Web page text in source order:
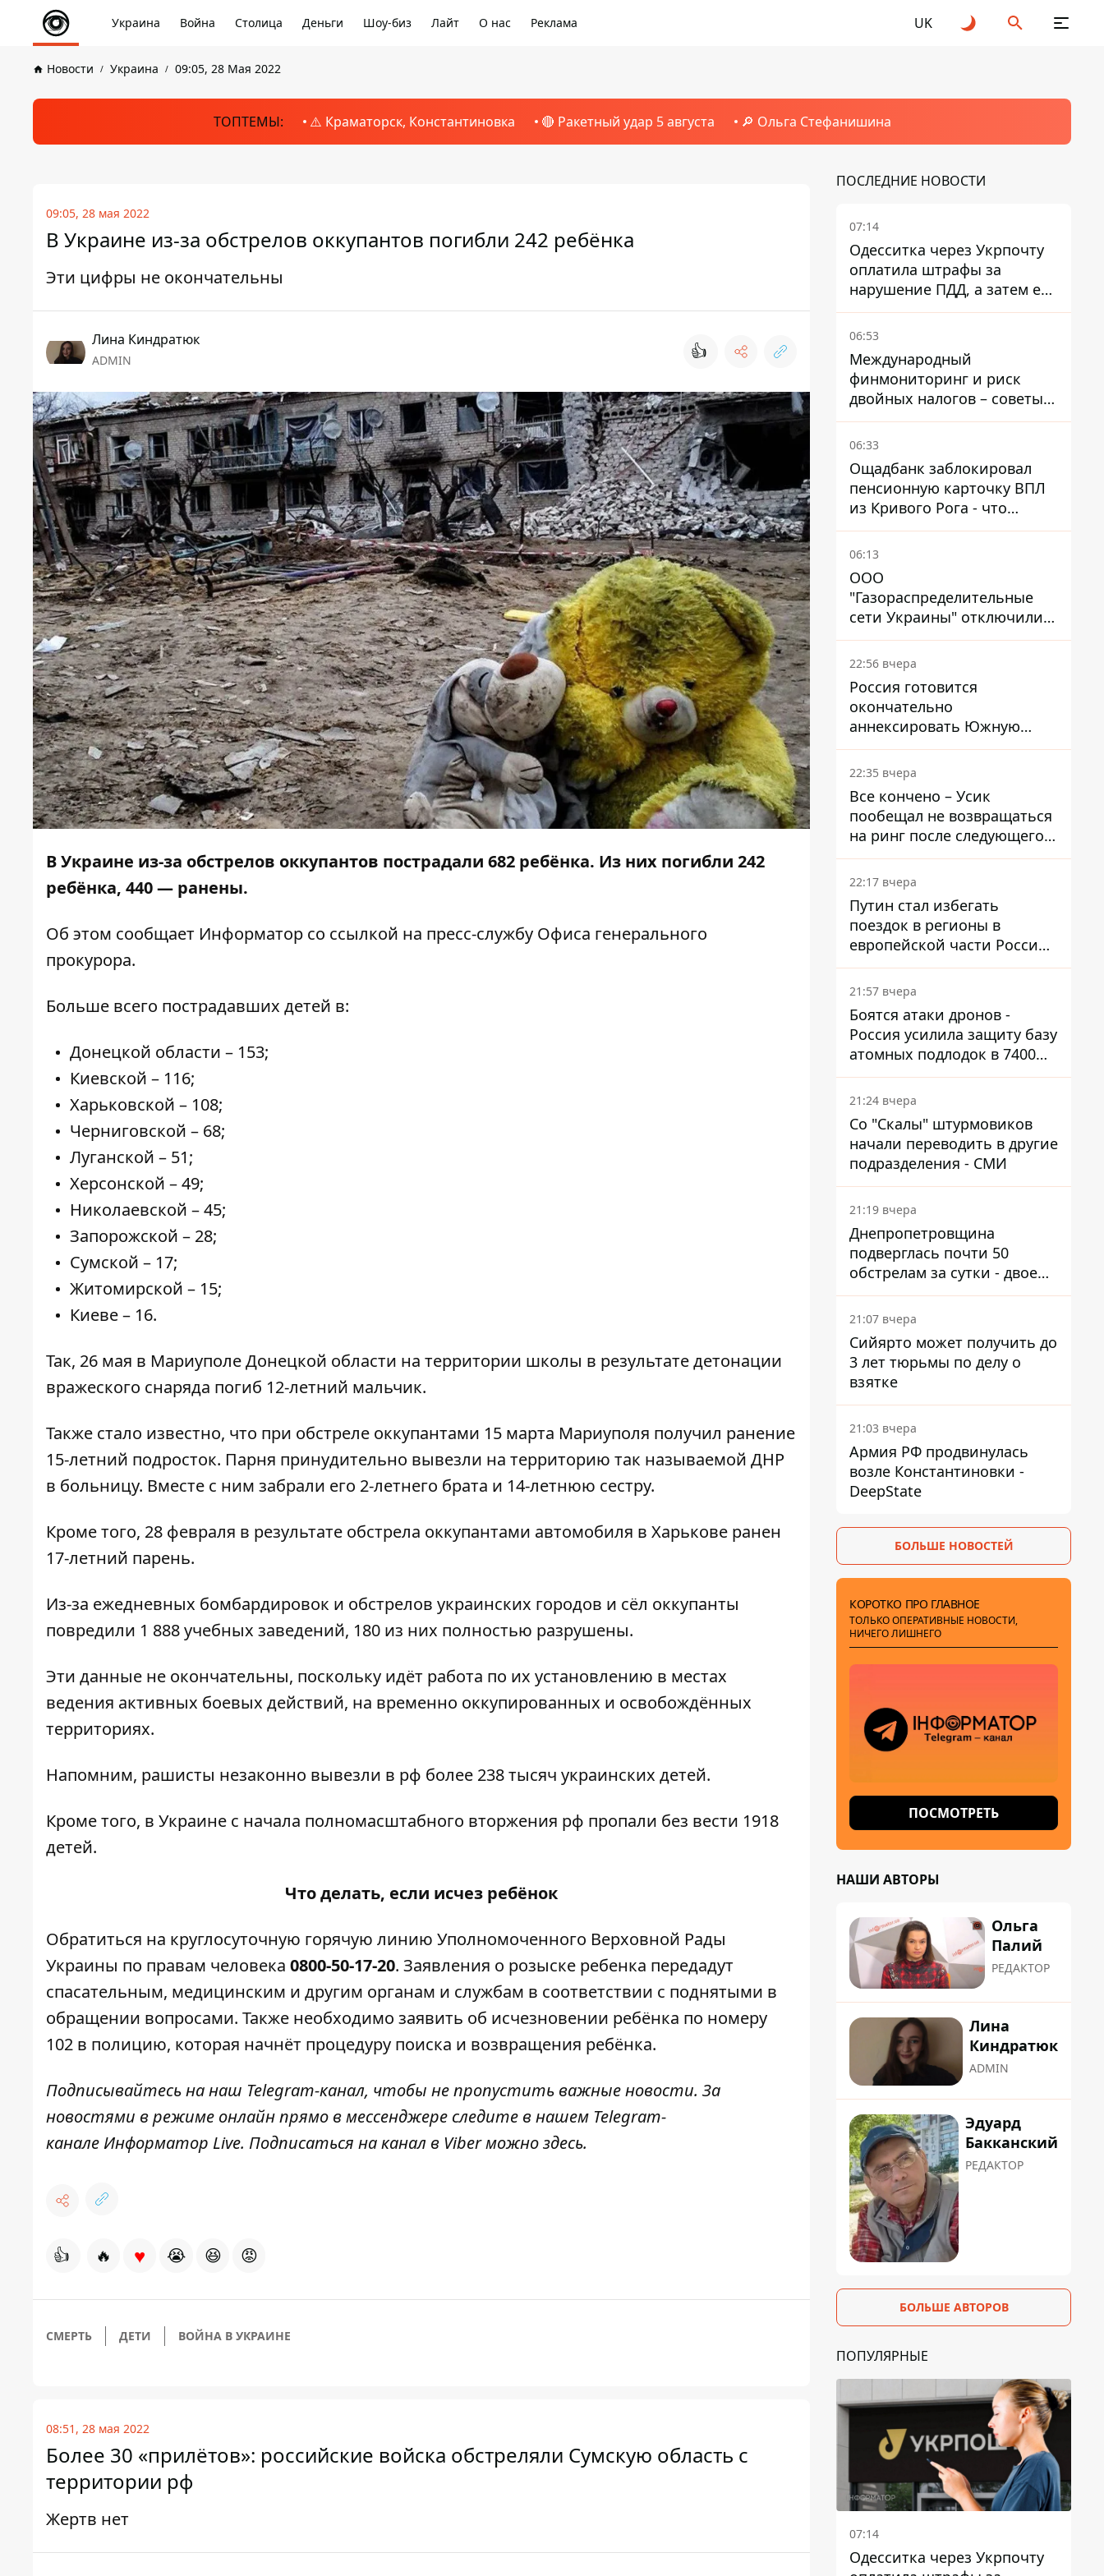
Украина Война Столица Деньги Шоу-биз Лайт О нас Реклама UK
Новости Украина 09:05, 28 Мая 2022
ТОПТЕМЫ: ⚠️ Краматорск, Константиновка 🔴 Ракетный удар 5 августа 🔎 Ольга Стефанишина
09:05, 28 мая 2022
В Украине из-за обстрелов оккупантов погибли 242 ребёнка
Эти цифры не окончательны
Лина Киндратюк
ADMIN 👍
В Украине из-за обстрелов оккупантов пострадали 682 ребёнка. Из них погибли 242
ребёнка, 440 — ранены.
Об этом сообщает Информатор со ссылкой на пресс-службу Офиса генерального
прокурора.
Больше всего пострадавших детей в:
Донецкой области – 153;
Киевской – 116;
Харьковской – 108;
Черниговской – 68;
Луганской – 51;
Херсонской – 49;
Николаевской – 45;
Запорожской – 28;
Сумской – 17;
Житомирской – 15;
Киеве – 16.
Так, 26 мая в Мариуполе Донецкой области на территории школы в результате детонации
вражеского снаряда погиб 12-летний мальчик.
Также стало известно, что при обстреле оккупантами 15 марта Мариуполя получил ранение
15-летний подросток. Парня принудительно вывезли на территорию так называемой ДНР
в больницу. Вместе с ним забрали его 2-летнего брата и 14-летнюю сестру.
Кроме того, 28 февраля в результате обстрела оккупантами автомобиля в Харькове ранен
17-летний парень.
Из-за ежедневных бомбардировок и обстрелов украинских городов и сёл оккупанты
повредили 1 888 учебных заведений, 180 из них полностью разрушены.
Эти данные не окончательны, поскольку идёт работа по их установлению в местах
ведения активных боевых действий, на временно оккупированных и освобождённых
территориях.
Напомним, рашисты незаконно вывезли в рф более 238 тысяч украинских детей.
Кроме того, в Украине с начала полномасштабного вторжения рф пропали без вести 1918
детей.
Что делать, если исчез ребёнок
Обратиться на круглосуточную горячую линию Уполномоченного Верховной Рады
Украины по правам человека 0800-50-17-20. Заявления о розыске ребенка передадут
спасательным, медицинским и другим органам и службам в соответствии с поднятыми в
обращении вопросами. Также необходимо заявить об исчезновении ребёнка по номеру
102 в полицию, которая начнёт процедуру поиска и возвращения ребёнка.
Подписывайтесь на наш Telegram-канал, чтобы не пропустить важные новости. За
новостями в режиме онлайн прямо в мессенджере следите в нашем Telegram-
канале Информатор Live. Подписаться на канал в Viber можноздесь.
👍 🔥 ♥ 😭 😆 😡
СМЕРТЬ ДЕТИ ВОЙНА В УКРАИНЕ
08:51, 28 мая 2022
Более 30 «прилётов»: российские войска обстреляли Сумскую область с
территории рф
Жертв нет
ПОСЛЕДНИЕ НОВОСТИ
07:14
Одесситка через Укрпочту
оплатила штрафы за
нарушение ПДД, а затем ее
счета заблокировали - в
чем причина и что решил
06:53
Международный
финмониторинг и риск
двойных налогов – советы
украинцам в Польше
06:33
Ощадбанк заблокировал
пенсионную карточку ВПЛ
из Кривого Рога - что
решил суд
06:13
ООО
"Газораспределительные
сети Украины" отключили
львовянке газ - что решил
суд
22:56 вчера
Россия готовится
окончательно
аннексировать Южную
Осетию – страны НАТО
обеспокоены
22:35 вчера
Все кончено – Усик
пообещал не возвращаться
на ринг после следующего
боя
22:17 вчера
Путин стал избегать
поездок в регионы в
европейской части России,
куда регулярно долетают
дроны
21:57 вчера
Боятся атаки дронов -
Россия усилила защиту базу
атомных подлодок в 7400
км от Украины
21:24 вчера
Со "Скалы" штурмовиков
начали переводить в другие
подразделения - СМИ
21:19 вчера
Днепропетровщина
подверглась почти 50
обстрелам за сутки - двое
погибших, шесть
пострадавших
21:07 вчера
Сийярто может получить до
3 лет тюрьмы по делу о
взятке
21:03 вчера
Армия РФ продвинулась
возле Константиновки -
DeepState
БОЛЬШЕ НОВОСТЕЙ
КОРОТКО ПРО ГЛАВНОЕ
ТОЛЬКО ОПЕРАТИВНЫЕ НОВОСТИ,
НИЧЕГО ЛИШНЕГО
ПОСМОТРЕТЬ
НАШИ АВТОРЫ
Ольга
Палий
РЕДАКТОР
Лина
Киндратюк
ADMIN
Эдуард
Бакканский
РЕДАКТОР
БОЛЬШЕ АВТОРОВ
ПОПУЛЯРНЫЕ
07:14
Одесситка через Укрпочту